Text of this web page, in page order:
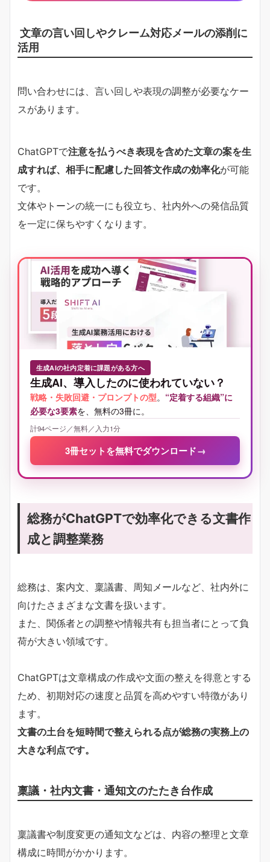
文章の言い回しやクレーム対応メールの添削に
活用
問い合わせには、言い回しや表現の調整が必要なケー
スがあります。
ChatGPTで注意を払うべき表現を含めた文章の案を生
成すれば、相手に配慮した回答文作成の効率化が可能
です。
文体やトーンの統一にも役立ち、社内外への発信品質
を一定に保ちやすくなります。
生成AIの社内定着に課題がある方へ
生成AI、導入したのに使われていない？
戦略・失敗回避・プロンプトの型。 “定着する組織”に
必要な3要素を、無料の3冊に。
計94ページ／無料／入力1分
3冊セットを無料でダウンロード→
総務がChatGPTで効率化できる文書作
成と調整業務
総務は、案内文、稟議書、周知メールなど、社内外に
向けたさまざまな文書を扱います。
また、関係者との調整や情報共有も担当者にとって負
荷が大きい領域です。
ChatGPTは文章構成の作成や文面の整えを得意とする
ため、初期対応の速度と品質を高めやすい特徴があり
ます。
文書の土台を短時間で整えられる点が総務の実務上の
大きな利点です。
稟議・社内文書・通知文のたたき台作成
稟議書や制度変更の通知文などは、内容の整理と文章
構成に時間がかかります。